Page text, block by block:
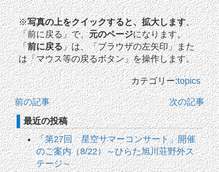
※写真の上をクイックすると、拡大します。
「前に戻る」で、元のページになります。
「前に戻る」は、「ブラウザの左矢印」また
は「マウス等の戻るボタン」を操作します。
カテゴリー:topics
前の記事
次の記事
最近の投稿
「第27回 星空サマーコンサート」開催
のご案内（8/22）～ひらた旭川荘野外ス
テージ～